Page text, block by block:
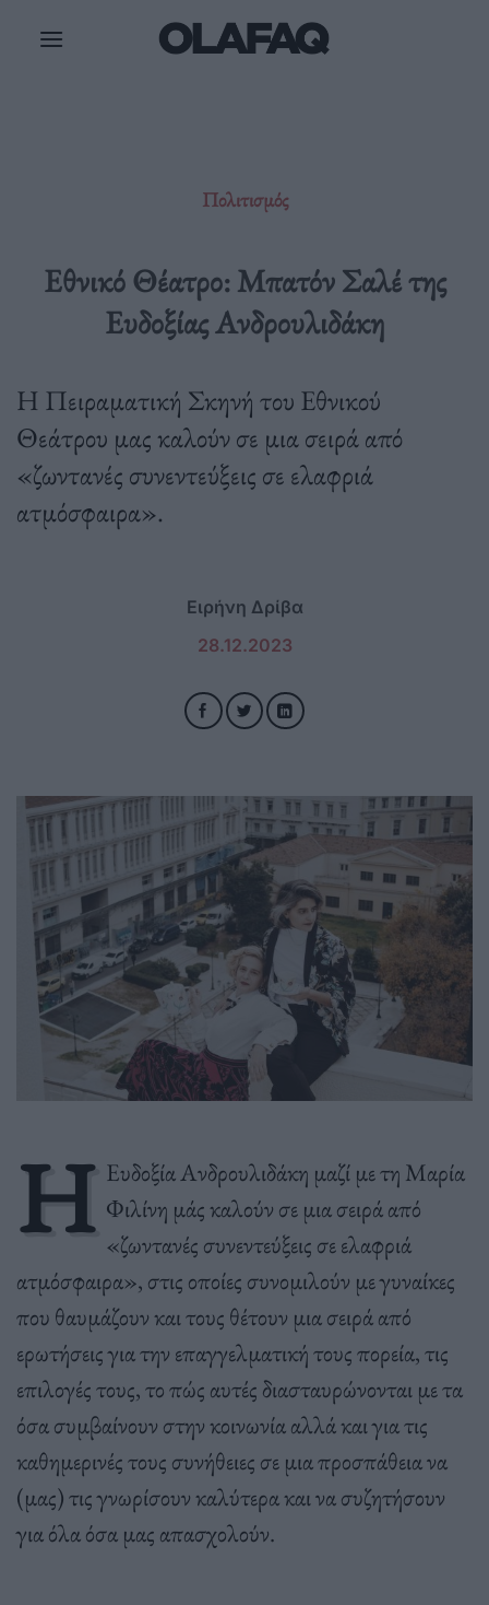
Πολιτισμός
Εθνικό Θέατρο: Μπατόν Σαλέ της
Ευδοξίας Ανδρουλιδάκη
Η Πειραματική Σκηνή του Εθνικού
Θεάτρου μας καλούν σε μια σειρά από
«ζωντανές συνεντεύξεις σε ελαφριά
ατμόσφαιρα».
Ειρήνη Δρίβα
28.12.2023
Η Ευδοξία Ανδρουλιδάκη μαζί με τη Μαρία
Φιλίνη μάς καλούν σε μια σειρά από
«ζωντανές συνεντεύξεις σε ελαφριά
ατμόσφαιρα», στις οποίες συνομιλούν με γυναίκες
που θαυμάζουν και τους θέτουν μια σειρά από
ερωτήσεις για την επαγγελματική τους πορεία, τις
επιλογές τους, το πώς αυτές διασταυρώνονται με τα
όσα συμβαίνουν στην κοινωνία αλλά και για τις
καθημερινές τους συνήθειες σε μια προσπάθεια να
(μας) τις γνωρίσουν καλύτερα και να συζητήσουν
για όλα όσα μας απασχολούν.